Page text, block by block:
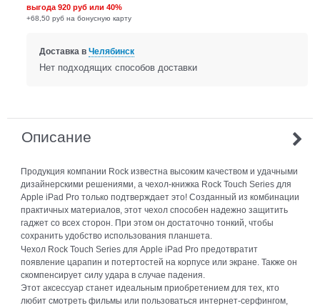
выгода920 руб или40%
+68,50 руб на бонусную карту
Доставка в Челябинск
Нет подходящих способов доставки
Описание
Продукция компании Rock известна высоким качеством и удачными
дизайнерскими решениями, а чехол-книжка Rock Touch Series для
Apple iPad Pro только подтверждает это! Созданный из комбинации
практичных материалов, этот чехол способен надежно защитить
гаджет со всех сторон. При этом он достаточно тонкий, чтобы
сохранить удобство использования планшета.
Чехол Rock Touch Series для Apple iPad Pro предотвратит
появление царапин и потертостей на корпусе или экране. Также он
скомпенсирует силу удара в случае падения.
Этот аксессуар станет идеальным приобретением для тех, кто
любит смотреть фильмы или пользоваться интернет-серфингом,